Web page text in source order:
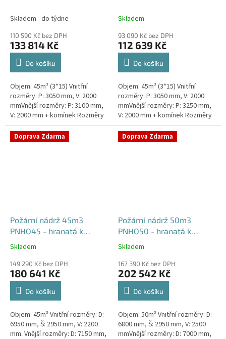
Skladem - do týdne
110 590 Kč bez DPH
133 814 Kč
Do košíku
Objem: 45m³ (3*15) Vnitřní
rozměry: P: 3050 mm, V: 2000
mmVnější rozměry: P: 3100 mm,
V: 2000 mm + komínek Rozměry
nádrže možno jakkoliv upravit -
vyrobíme nádrž na...
Skladem
93 090 Kč bez DPH
112 639 Kč
Do košíku
Objem: 45m³ (3*15) Vnitřní
rozměry: P: 3050 mm, V: 2000
mmVnější rozměry: P: 3250 mm,
V: 2000 mm + komínek Rozměry
nádrže možno jakkoliv upravit -
vyrobíme nádrž na...
Doprava Zdarma
Požární nádrž 45m3
PNHO45 - hranatá k
obetonování
Průměrné
produktu
je
5,0
hvězdiček.
Skladem
149 290 Kč bez DPH
180 641 Kč
Do košíku
Objem: 45m³ Vnitřní rozměry: D:
6950 mm, Š: 2950 mm, V: 2200
mm. Vnější rozměry: D: 7150 mm,
Doprava Zdarma
Požární nádrž 50m3
PNHO50 - hranatá k
obetonování
Průměrné
produktu
je
5,0
hvězdiček.
Skladem
167 390 Kč bez DPH
202 542 Kč
Do košíku
Objem: 50m³ Vnitřní rozměry: D:
6800 mm, Š: 2950 mm, V: 2500
mmVnější rozměry: D: 7000 mm,